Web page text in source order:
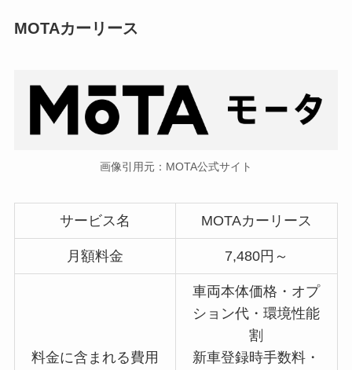
MOTAカーリース
画像引用元：MOTA公式サイト
サービス名 MOTAカーリース
月額料金 7,480円～
料金に含まれる費用
車両本体価格・オプ
ション代・環境性能
割
新車登録時手数料・